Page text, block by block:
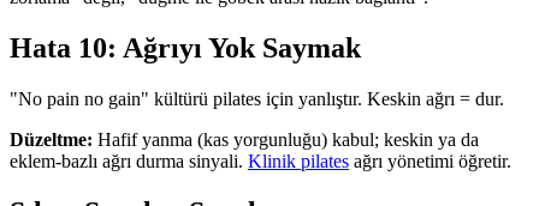
Hata 10: Ağrıyı Yok Saymak
"No pain no gain" kültürü pilates için yanlıştır. Keskin ağrı = dur.
Düzeltme: Hafif yanma (kas yorgunluğu) kabul; keskin ya da
eklem-bazlı ağrı durma sinyali. Klinik pilates ağrı yönetimi öğretir.